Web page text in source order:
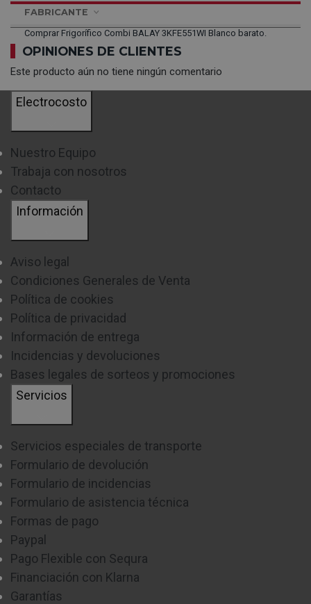
FABRICANTE
Comprar Frigorífico Combi BALAY 3KFE551WI Blanco barato.
OPINIONES DE CLIENTES
Este producto aún no tiene ningún comentario
Electrocosto
Nuestro Equipo
Trabaja con nosotros
Contacto
Información
Aviso legal
Condiciones Generales de Venta
Política de cookies
Política de privacidad
Información de entrega
Incidencias y devoluciones
Bases legales de sorteos y promociones
Servicios
Servicios especiales de transporte
Formulario de devolución
Formulario de incidencias
Formulario de asistencia técnica
Formas de pago
Paypal
Pago Flexible con Sequra
Financiación con Klarna
Garantías